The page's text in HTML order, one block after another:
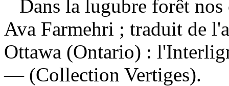
Dans la lugubre forêt
Ava Farmehri ; traduit de
Ottawa (Ontario) :
— (Collection Vertiges).